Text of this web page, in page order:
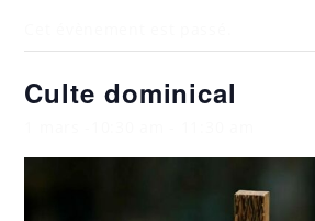
Culte dominical